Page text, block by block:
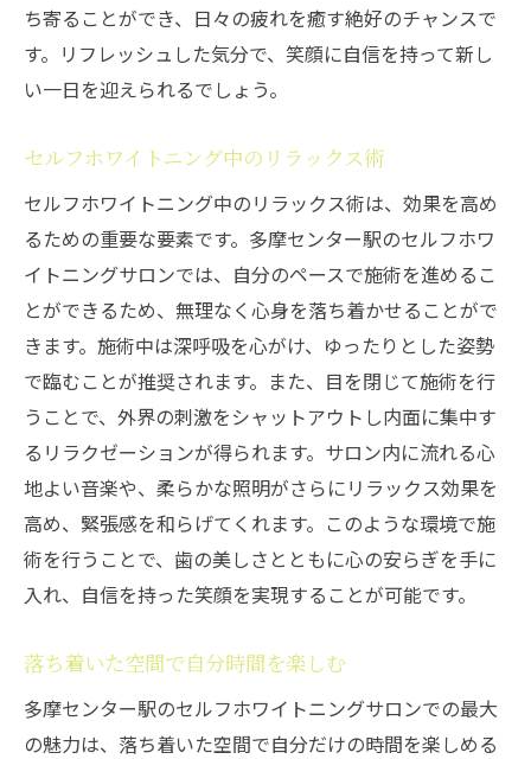
ち寄ることができ、日々の疲れを癒す絶好のチャンスで
す。リフレッシュした気分で、笑顔に自信を持って新し
い一日を迎えられるでしょう。
セルフホワイトニング中のリラックス術
セルフホワイトニング中のリラックス術は、効果を高め
るための重要な要素です。多摩センター駅のセルフホワ
イトニングサロンでは、自分のペースで施術を進めるこ
とができるため、無理なく心身を落ち着かせることがで
きます。施術中は深呼吸を心がけ、ゆったりとした姿勢
で臨むことが推奨されます。また、目を閉じて施術を行
うことで、外界の刺激をシャットアウトし内面に集中す
るリラクゼーションが得られます。サロン内に流れる心
地よい音楽や、柔らかな照明がさらにリラックス効果を
高め、緊張感を和らげてくれます。このような環境で施
術を行うことで、歯の美しさとともに心の安らぎを手に
入れ、自信を持った笑顔を実現することが可能です。
落ち着いた空間で自分時間を楽しむ
多摩センター駅のセルフホワイトニングサロンでの最大
の魅力は、落ち着いた空間で自分だけの時間を楽しめる